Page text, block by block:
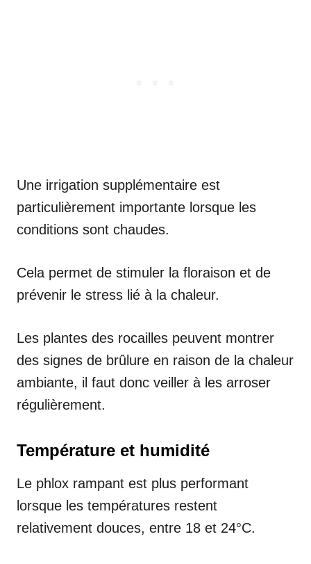
Une irrigation supplémentaire est
particulièrement importante lorsque les
conditions sont chaudes.
Cela permet de stimuler la floraison et de
prévenir le stress lié à la chaleur.
Les plantes des rocailles peuvent montrer
des signes de brûlure en raison de la chaleur
ambiante, il faut donc veiller à les arroser
régulièrement.
Température et humidité
Le phlox rampant est plus performant
lorsque les températures restent
relativement douces, entre 18 et 24°C.